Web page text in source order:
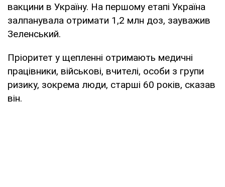
вакцини в Україну. На першому етапі Україна
залпанувала отримати 1,2 млн доз, зауважив
Зеленський.
Пріоритет у щепленні отримають медичні
працівники, військові, вчителі, особи з групи
ризику, зокрема люди, старші 60 років, сказав
він.